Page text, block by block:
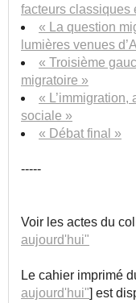
facteurs classiques
« La question
lumières venues
« Troisième
migratoire »
«
sociale »
« Débat final »
-----
Voir les actes du
aujourd'hui"
Le cahier imprimé
aujourd'hui"] est